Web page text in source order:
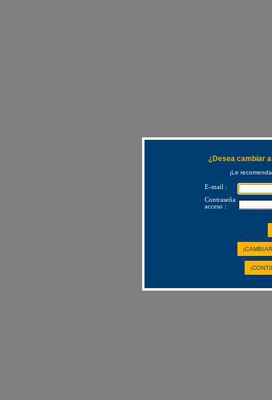
¿Desea cambiar
¡Le
E-mail :
Contraseña
acceso :